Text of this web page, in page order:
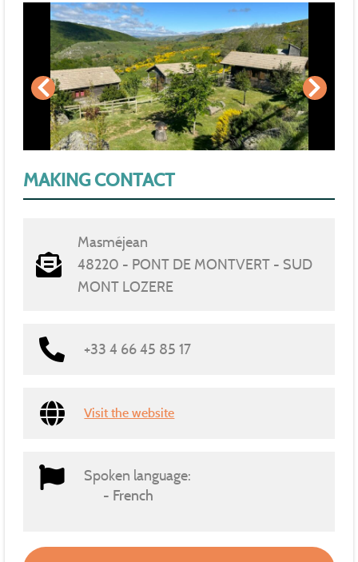
MAKING CONTACT
Masméjean
48220 - PONT DE MONTVERT - SUD
MONT LOZERE
+33 4 66 45 85 17
Visit the website
Spoken language:
French